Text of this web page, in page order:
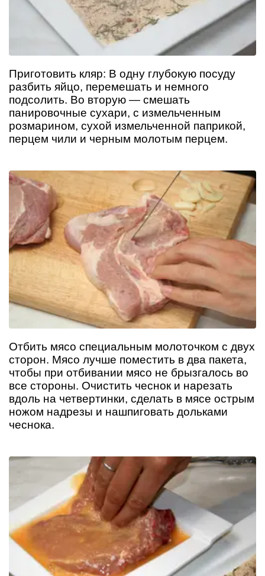
Приготовить кляр: В одну глубокую посуду
разбить яйцо, перемешать и немного
подсолить. Во вторую — смешать
панировочные сухари, с измельченным
розмарином, сухой измельченной паприкой,
перцем чили и черным молотым перцем.
Отбить мясо специальным молоточком с двух
сторон. Мясо лучше поместить в два пакета,
чтобы при отбивании мясо не брызгалось во
все стороны. Очистить чеснок и нарезать
вдоль на четвертинки, сделать в мясе острым
ножом надрезы и нашпиговать дольками
чеснока.